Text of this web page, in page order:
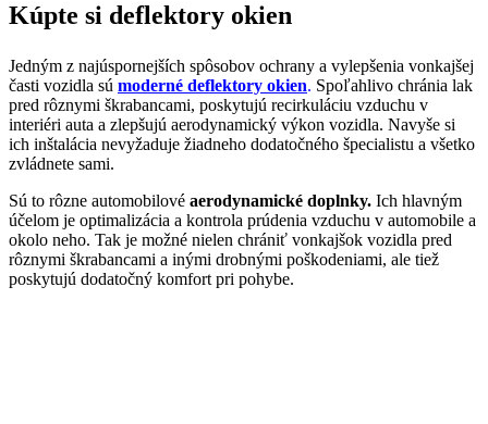
Kúpte si deflektory okien
Jedným z najúspornejších spôsobov ochrany a vylepšenia vonkajšej
časti vozidla sú moderné deflektory okien. Spoľahlivo chránia lak
pred rôznymi škrabancami, poskytujú recirkuláciu vzduchu v
interiéri auta a zlepšujú aerodynamický výkon vozidla. Navyše si
ich inštalácia nevyžaduje žiadneho dodatočného špecialistu a všetko
zvládnete sami.
Sú to rôzne automobilové aerodynamické doplnky. Ich hlavným
účelom je optimalizácia a kontrola prúdenia vzduchu v automobile a
okolo neho. Tak je možné nielen chrániť vonkajšok vozidla pred
rôznymi škrabancami a inými drobnými poškodeniami, ale tiež
poskytujú dodatočný komfort pri pohybe.